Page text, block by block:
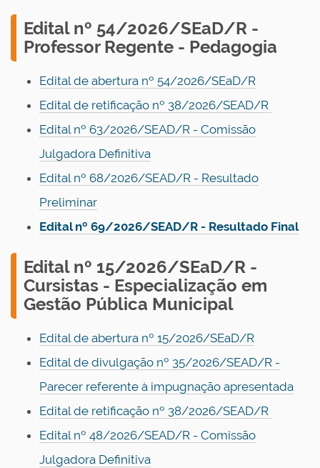
Edital nº 54/2026/SEaD/R -
Professor Regente - Pedagogia
Edital de abertura nº 54/2026/SEaD/R
Edital de retificação nº 38/2026/SEAD/R
Edital nº 63/2026/SEAD/R - Comissão
Julgadora Definitiva
Edital nº 68/2026/SEAD/R - Resultado
Preliminar
Edital nº 69/2026/SEAD/R - Resultado Final
Edital nº 15/2026/SEaD/R -
Cursistas - Especialização em
Gestão Pública Municipal
Edital de abertura nº 15/2026/SEaD/R
Edital de divulgação nº 35/2026/SEAD/R -
Parecer referente à impugnação apresentada
Edital de retificação nº 38/2026/SEAD/R
Edital nº 48/2026/SEAD/R - Comissão
Julgadora Definitiva